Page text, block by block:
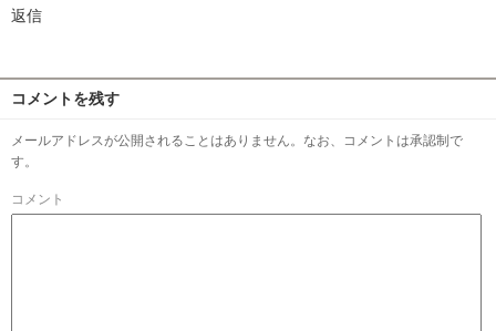
返信
コメントを残す
メールアドレスが公開されることはありません。なお、コメントは承認制で
す。
コメント